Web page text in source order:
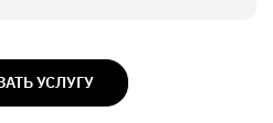
УСЛУГУ